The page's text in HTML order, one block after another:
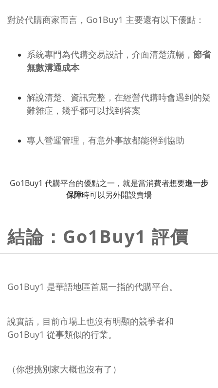
對於代購商家而言，Go1Buy1 主要還有以下優點：
系統專門為代購交易設計，介面清楚流暢， 節省
無數溝通成本
解說清楚、資訊完整，在經營代購時會遇到的疑
難雜症，幾乎都可以找到答案
專人營運管理，有意外事故都能得到協助
Go1Buy1 代購平台的優點之一，就是當消費者想要進一步
保障時可以另外開設賣場
結論：Go1Buy1 評價
Go1Buy1 是華語地區首屈一指的代購平台。
說實話，目前市場上也沒有明顯的競爭者和
Go1Buy1 從事類似的行業。
（你想挑別家大概也沒有了）